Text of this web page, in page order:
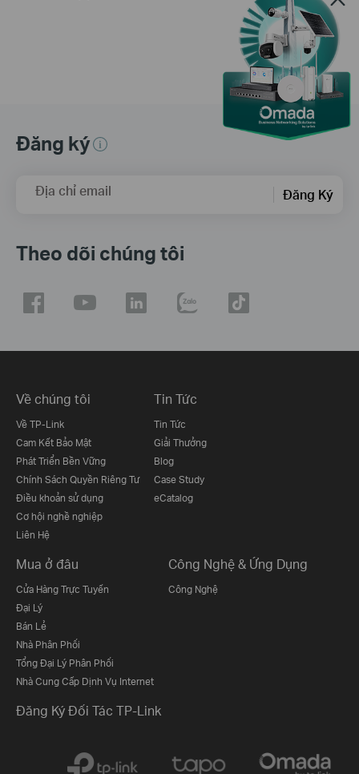
Đăng ký
Địa chỉ email Đăng Ký
Theo dõi chúng tôi
Về chúng tôi
Về TP-Link
Cam Kết Bảo Mật
Phát Triển Bền Vững
Chính Sách Quyền Riêng Tư
Điều khoản sử dụng
Cơ hội nghề nghiệp
Liên Hệ
Tin Tức
Tin Tức
Giải Thưởng
Blog
Case Study
eCatalog
Mua ở đâu
Cửa Hàng Trực Tuyến
Đại Lý
Bán Lẻ
Nhà Phân Phối
Tổng Đại Lý Phân Phối
Nhà Cung Cấp Dịnh Vụ Internet
Công Nghệ & Ứng Dụng
Công Nghệ
Đăng Ký Đối Tác TP-Link